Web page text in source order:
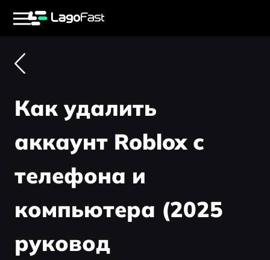
Как удалить
аккаунт Roblox с
телефона и
компьютера (2025
руковод